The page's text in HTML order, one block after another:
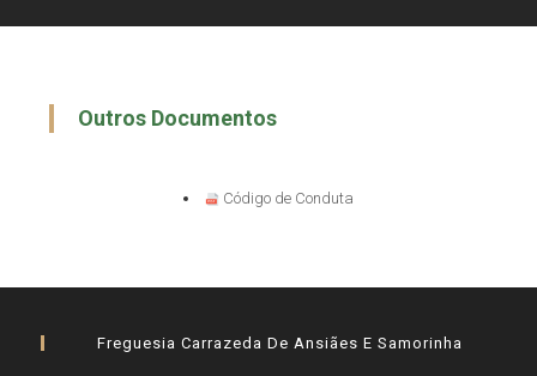
Outros Documentos
Código de Conduta
Freguesia Carrazeda De Ansiães E Samorinha